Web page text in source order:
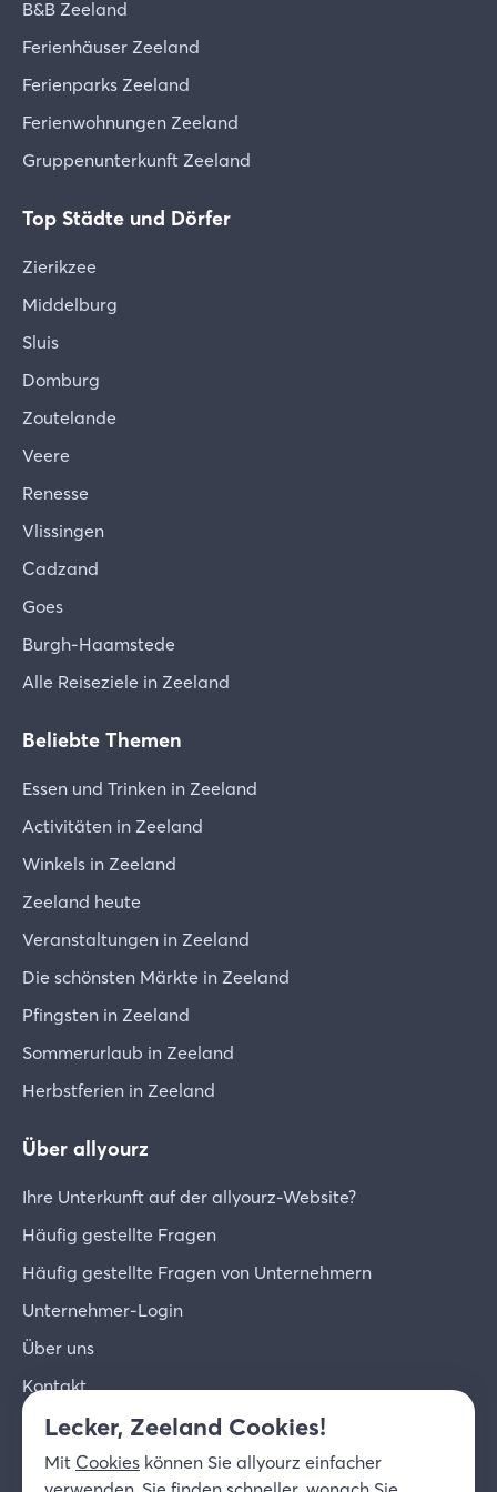
B&B Zeeland
Ferienhäuser Zeeland
Ferienparks Zeeland
Ferienwohnungen Zeeland
Gruppenunterkunft Zeeland
Top Städte und Dörfer
Zierikzee
Middelburg
Sluis
Domburg
Zoutelande
Veere
Renesse
Vlissingen
Cadzand
Goes
Burgh-Haamstede
Alle Reiseziele in Zeeland
Beliebte Themen
Essen und Trinken in Zeeland
Activitäten in Zeeland
Winkels in Zeeland
Zeeland heute
Veranstaltungen in Zeeland
Die schönsten Märkte in Zeeland
Pfingsten in Zeeland
Sommerurlaub in Zeeland
Herbstferien in Zeeland
Über allyourz
Ihre Unterkunft auf der allyourz-Website?
Häufig gestellte Fragen
Häufig gestellte Fragen von Unternehmern
Unternehmer-Login
Über uns
Kontakt
© 2026 allyourz b.v.
Datenschutzrichtlinie
Cookies
Lecker, Zeeland Cookies!
Mit Cookies können Sie allyourz einfacher